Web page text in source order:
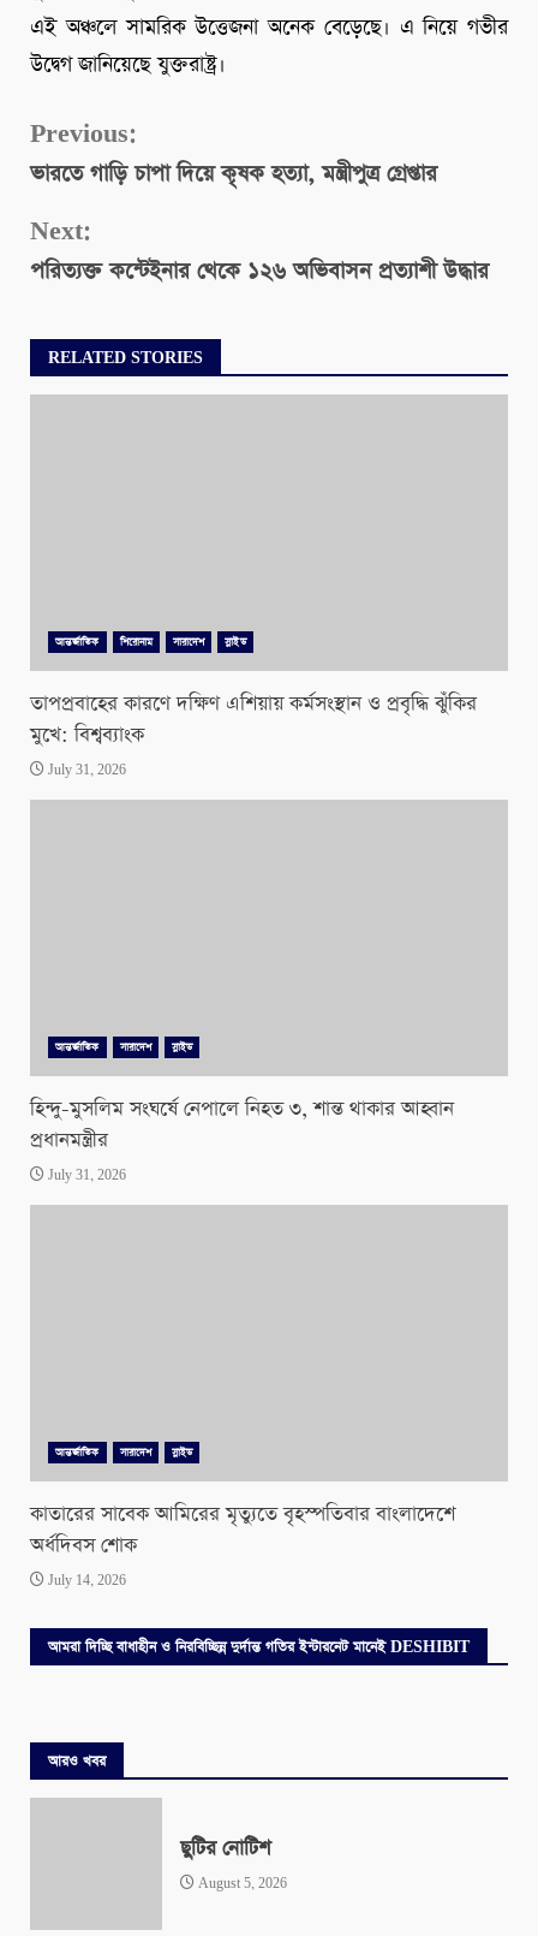
এই অঞ্চলে সামরিক উত্তেজনা অনেক বেড়েছে। এ নিয়ে গভীর
উদ্বেগ জানিয়েছে যুক্তরাষ্ট্র।
Continue
Reading
Previous:
ভারতে গাড়ি চাপা দিয়ে কৃষক হত্যা, মন্ত্রীপুত্র গ্রেপ্তার
Next:
পরিত্যক্ত কন্টেইনার থেকে ১২৬ অভিবাসন প্রত্যাশী উদ্ধার
RELATED STORIES
আন্তর্জাতিক শিরোনাম সারাদেশ স্লাইড
তাপপ্রবাহের কারণে দক্ষিণ এশিয়ায় কর্মসংস্থান ও প্রবৃদ্ধি ঝুঁকির
মুখে: বিশ্বব্যাংক
July 31, 2026
আন্তর্জাতিক সারাদেশ স্লাইড
হিন্দু-মুসলিম সংঘর্ষে নেপালে নিহত ৩, শান্ত থাকার আহ্বান
প্রধানমন্ত্রীর
July 31, 2026
আন্তর্জাতিক সারাদেশ স্লাইড
কাতারের সাবেক আমিরের মৃত্যুতে বৃহস্পতিবার বাংলাদেশে
অর্ধদিবস শোক
July 14, 2026
আমরা দিচ্ছি বাধাহীন ও নিরবিচ্ছিন্ন দুর্দান্ত গতির ইন্টারনেট মানেই DESHIBIT
আরও খবর
ছুটির নোটিশ
August 5, 2026